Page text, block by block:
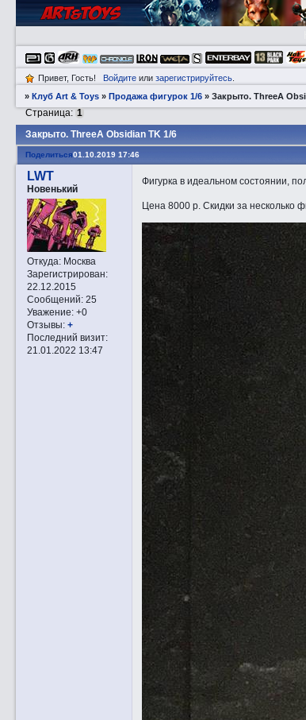
Привет, Гость! Войдитеили зарегистрируйтесь.
»Клуб Art & Toys »Продажа фигурок 1/6 »Закрытo. ThreeA
Закрытo. ThreeA Obsidian TK 1/6
Страница: 1
Поделиться01.10.2019 17:46
LWT
Новенький
Откуда:Москва
Зарегистрирован:
22.12.2015
Сообщений:25
Уважение: +0
Отзывы: +
Последний визит:
21.01.2022 13:47
Фигурка в идеальном состоянии,
Цена 8000 р. Скидки за несколько